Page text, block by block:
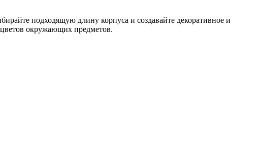
подходящую длину корпуса и создавайте декоративное и
окружающих предметов.